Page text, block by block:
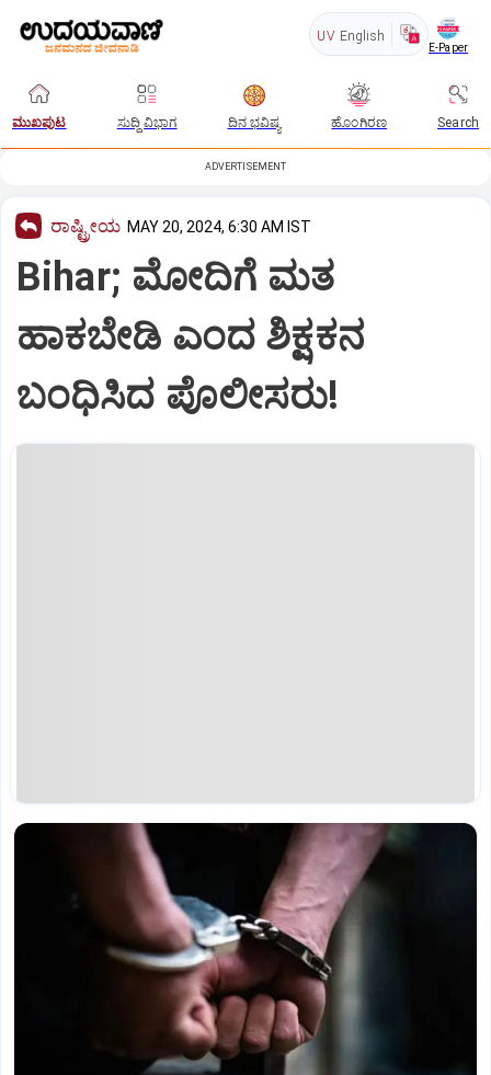
UV English
E-Paper
ಮುಖಪುಟ ಸುದ್ದಿ ವಿಭಾಗ ದಿನ ಭವಿಷ್ಯ ಹೊಂಗಿರಣ Search
ADVERTISEMENT
ರಾಷ್ಟ್ರೀಯ MAY 20, 2024, 6:30 AM IST
Bihar; ಮೋದಿಗೆ ಮತ
ಹಾಕಬೇಡಿ ಎಂದ ಶಿಕ್ಷಕನ
ಬಂಧಿಸಿದ ಪೊಲೀಸರು!